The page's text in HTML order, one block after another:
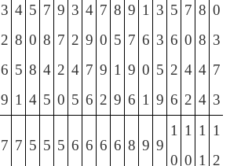
3
2
6
9
4
8
5
1
5
0
8
4
7
8
4
5
9
7
2
0
3
2
4
5
4
9
7
6
7
0
9
2
8
5
1
9
9
7
9
6
1
6
0
1
3
3
5
9
5
6
2
6
7
0
4
2
8
8
4
4
0
3
7
3
7 7 5 5 5 6 6 6 6 8 9 9
1
0
1
0
1
1
1
2